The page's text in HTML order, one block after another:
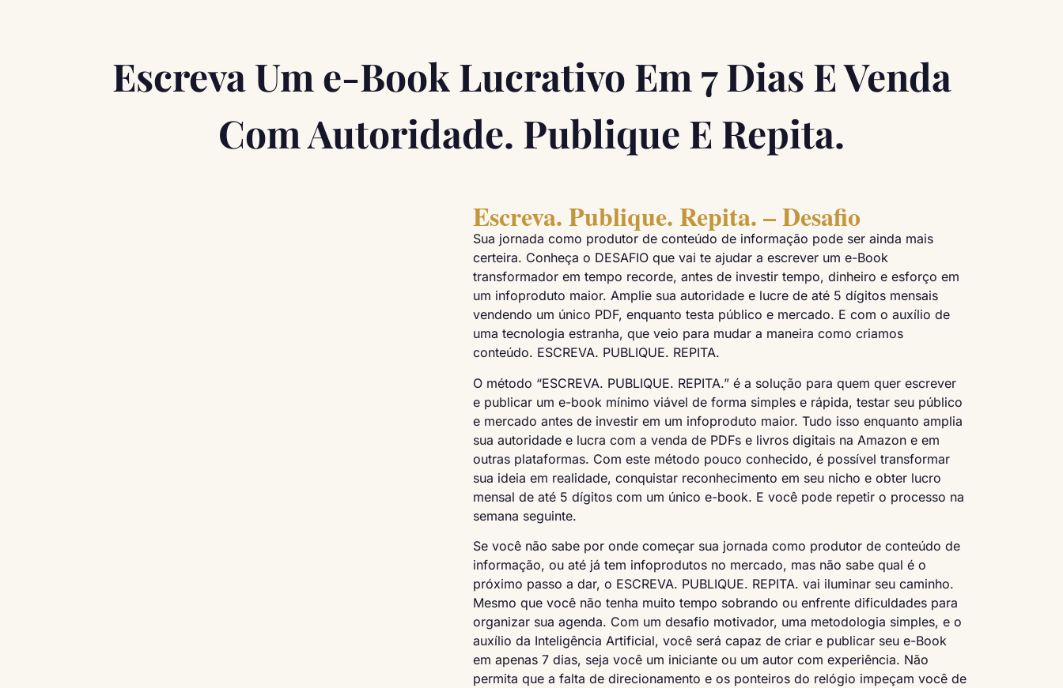
Escreva Um e-Book Lucrativo Em 7 Dias E Venda
Com Autoridade. Publique E Repita.
Escreva. Publique. Repita. – Desafio
Sua jornada como produtor de conteúdo de informação pode ser ainda mais
certeira. Conheça o DESAFIO que vai te ajudar a escrever um e-Book
transformador em tempo recorde, antes de investir tempo, dinheiro e esforço em
um infoproduto maior. Amplie sua autoridade e lucre de até 5 dígitos mensais
vendendo um único PDF, enquanto testa público e mercado. E com o auxílio de
uma tecnologia estranha, que veio para mudar a maneira como criamos
conteúdo. ESCREVA. PUBLIQUE. REPITA.
O método “ESCREVA. PUBLIQUE. REPITA.” é a solução para quem quer escrever
e publicar um e-book mínimo viável de forma simples e rápida, testar seu público
e mercado antes de investir em um infoproduto maior. Tudo isso enquanto amplia
sua autoridade e lucra com a venda de PDFs e livros digitais na Amazon e em
outras plataformas. Com este método pouco conhecido, é possível transformar
sua ideia em realidade, conquistar reconhecimento em seu nicho e obter lucro
mensal de até 5 dígitos com um único e-book. E você pode repetir o processo na
semana seguinte.
Se você não sabe por onde começar sua jornada como produtor de conteúdo de
informação, ou até já tem infoprodutos no mercado, mas não sabe qual é o
próximo passo a dar, o ESCREVA. PUBLIQUE. REPITA. vai iluminar seu caminho.
Mesmo que você não tenha muito tempo sobrando ou enfrente dificuldades para
organizar sua agenda. Com um desafio motivador, uma metodologia simples, e o
auxílio da Inteligência Artificial, você será capaz de criar e publicar seu e-Book
em apenas 7 dias, seja você um iniciante ou um autor com experiência. Não
permita que a falta de direcionamento e os ponteiros do relógio impeçam você de